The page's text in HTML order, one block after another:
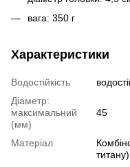
вага: 350 г
Характеристики
Водостійкість
Діаметр:
максимальний
(мм)
45
Матеріал
титану)